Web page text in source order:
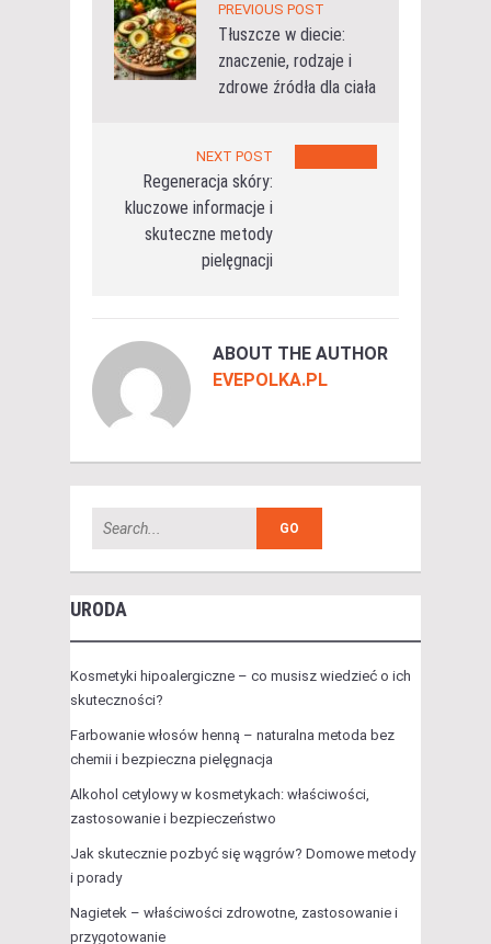
PREVIOUS POST
Tłuszcze w diecie:
znaczenie, rodzaje i
zdrowe źródła dla ciała
NEXT POST
Regeneracja skóry:
kluczowe informacje i
skuteczne metody
pielęgnacji
ABOUT THE AUTHOR
EVEPOLKA.PL
URODA
Kosmetyki hipoalergiczne – co musisz wiedzieć o ich
skuteczności?
Farbowanie włosów henną – naturalna metoda bez
chemii i bezpieczna pielęgnacja
Alkohol cetylowy w kosmetykach: właściwości,
zastosowanie i bezpieczeństwo
Jak skutecznie pozbyć się wągrów? Domowe metody
i porady
Nagietek – właściwości zdrowotne, zastosowanie i
przygotowanie